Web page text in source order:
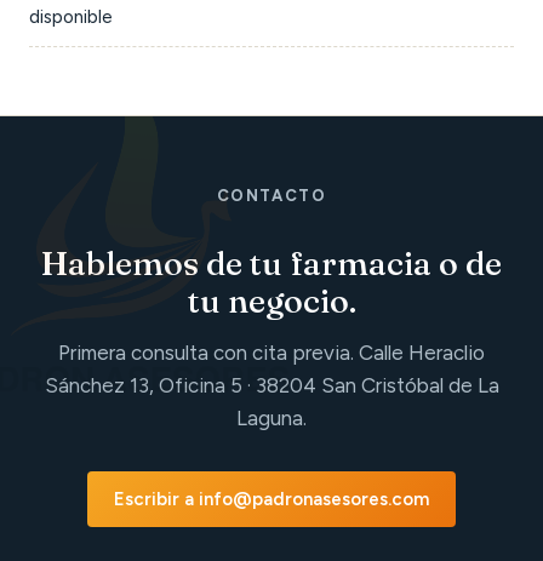
disponible
CONTACTO
Hablemos de tu farmacia o de
tu negocio.
Primera consulta con cita previa. Calle Heraclio
Sánchez 13, Oficina 5 · 38204 San Cristóbal de La
Laguna.
Escribir a info@padronasesores.com